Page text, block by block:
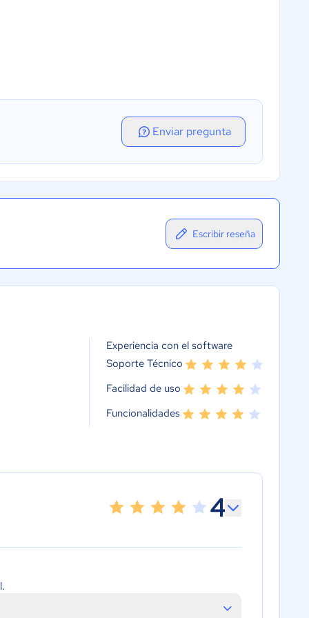
Enviar pregunta
Escribir reseña
Experiencia con el software
Soporte Técnico
Facilidad de uso
Funcionalidades
4